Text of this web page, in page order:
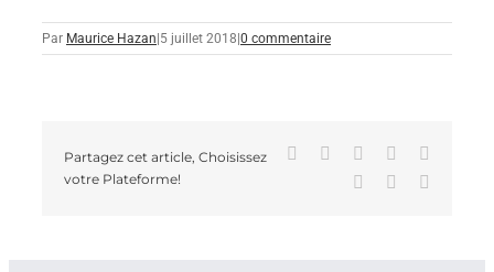
Par Maurice Hazan|5 juillet 2018|0 commentaire
Partagez cet article, Choisissez
votre Plateforme!
Facebook Reddit LinkedIn
Pinterest